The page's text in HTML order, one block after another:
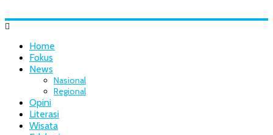
Home
Fokus
News
Nasional
Regional
Opini
Literasi
Wisata